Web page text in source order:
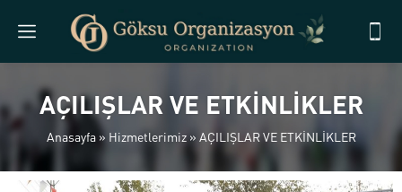
AÇILIŞLAR VE ETKİNLİKLER
Anasayfa» Hizmetlerimiz» AÇILIŞLAR VE ETKİNLİKLER